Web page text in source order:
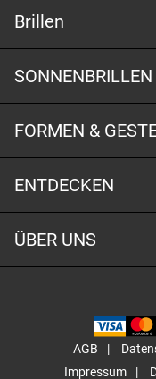
Brillen
SONNENBRILLEN
FORMEN &
ENTDECKEN
ÜBER UNS
AGB
Impressum